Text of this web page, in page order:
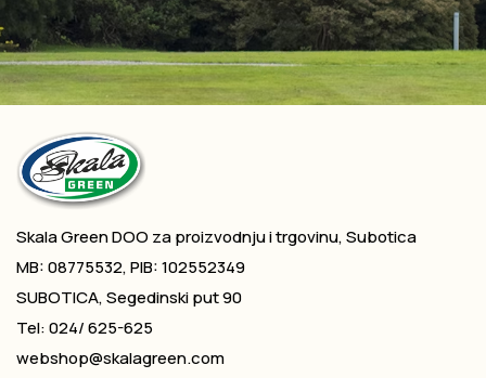
Skala Green DOO za proizvodnju i trgovinu, Subotica
MB: 08775532, PIB: 102552349
SUBOTICA, Segedinski put 90
Tel: 024/ 625-625
webshop@skalagreen.com